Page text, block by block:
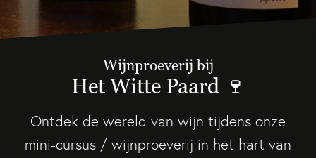
Wijnproeverij bij
Het Witte Paard 🍷
Ontdek de wereld van wijn tijdens onze
mini-cursus / wijnproeverij in het hart van